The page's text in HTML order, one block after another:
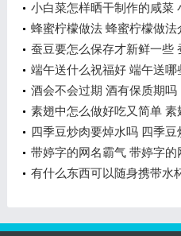
小白菜怎样晒干制作的咸菜
蜂蜜柠檬做法 蜂蜜柠檬做法
蚕豆要怎么保存才新鲜一些
些
端午送什么祝福好 端午送哪
酒会不会过期 酒有保质期吗
素翅中怎么做好吃又简单 素
四季豆炒肉要焯水吗 四季豆
带婷字的网名霸气 带婷字的
有什么东西可以随身携带水